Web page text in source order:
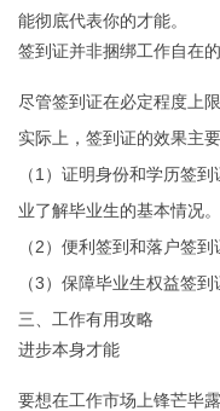
能彻底代表你的才能。
签到证并非捆绑工作自在
尽管签到证在必定程度上
实际上，签到证的效果主
（1）证明身份和学历签
业了解毕业生的基本情况。
（2）便利签到和落户签
（3）保障毕业生权益签
三、工作有用攻略
进步本身才能
要想在工作市场上锋芒毕